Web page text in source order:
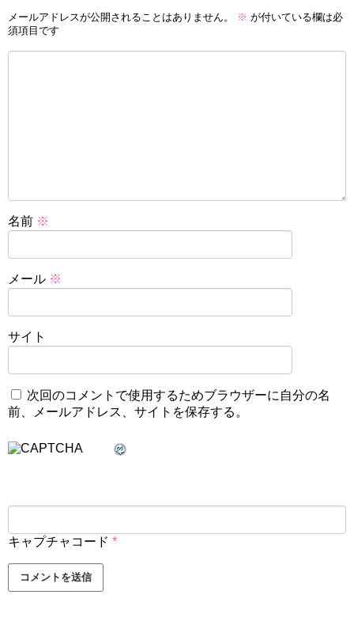
メールアドレスが公開されることはありません。 ※ が付いている欄は必
須項目です
名前 ※
メール ※
サイト
次回のコメントで使用するためブラウザーに自分の名
前、メールアドレス、サイトを保存する。
キャプチャコード *